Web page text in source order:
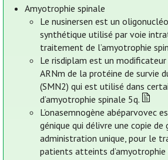
Amyotrophie spinale
Le nusinersen est un
synthétique utilisé par voie
traitement de l’amyotrophie
Le risdiplam est un modificateur
ARNm de la protéine de survie
(SMN2) qui est utilisé dans
d’amyotrophie spinale 5q.
L’onasemnogène abéparvovec
génique qui délivre une copie de
administration unique, pour le
patients atteints d’amyotrophie